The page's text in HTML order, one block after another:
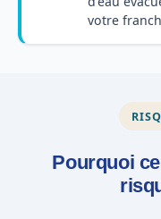
votre
Pourquoi